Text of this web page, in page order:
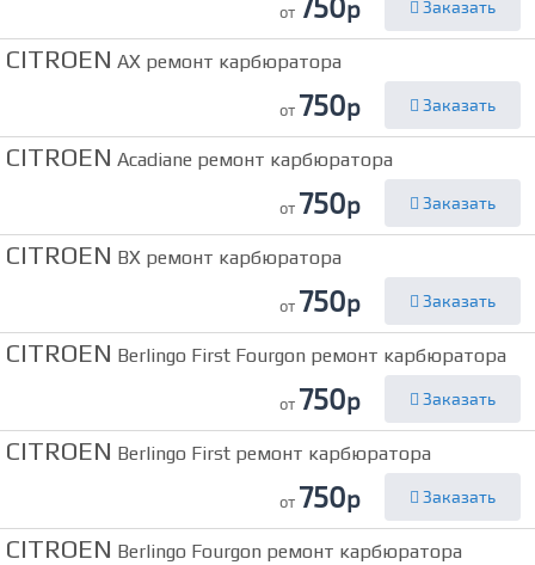
от р Заказать
CITROEN AX ремонт карбюратора
от 750р Заказать
CITROEN Acadiane ремонт карбюратора
от 750р Заказать
CITROEN BX ремонт карбюратора
от 750р Заказать
CITROEN Berlingo First Fourgon ремонт карбюратора
от 750р Заказать
CITROEN Berlingo First ремонт карбюратора
от 750р Заказать
CITROEN Berlingo Fourgon ремонт карбюратора